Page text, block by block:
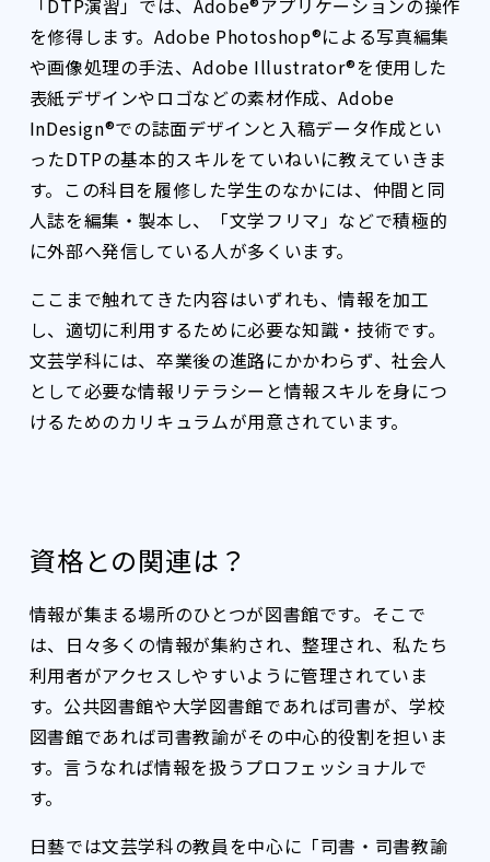
を修得します。Adobe Photoshop®による写真編集
や画像処理の手法、Adobe Illustrator®を使用した
表紙デザインやロゴなどの素材作成、Adobe
InDesign®での誌面デザインと入稿データ作成とい
ったDTPの基本的スキルをていねいに教えていきま
す。この科目を履修した学生のなかには、仲間と同
人誌を編集・製本し、「文学フリマ」などで積極的
に外部へ発信している人が多くいます。
ここまで触れてきた内容はいずれも、情報を加工
し、適切に利用するために必要な知識・技術です。
文芸学科には、卒業後の進路にかかわらず、社会人
として必要な情報リテラシーと情報スキルを身につ
けるためのカリキュラムが用意されています。
資格との関連は？
情報が集まる場所のひとつが図書館です。そこで
は、日々多くの情報が集約され、整理され、私たち
利用者がアクセスしやすいように管理されていま
す。公共図書館や大学図書館であれば司書が、学校
図書館であれば司書教諭がその中心的役割を担いま
す。言うなれば情報を扱うプロフェッショナルで
す。
日藝では文芸学科の教員を中心に「司書・司書教諭